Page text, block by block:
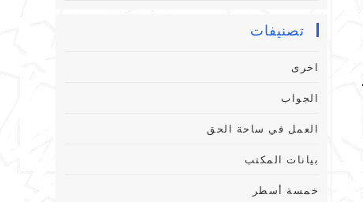
تصنيفات
اخرى
الجواب
العمل في ساحة الحق
بيانات المكتب
خمسة أسطر